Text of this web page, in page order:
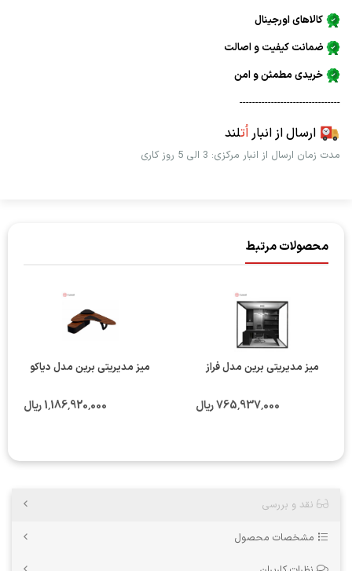
کالاهای اورجینال
ضمانت کیفیت و اصالت
خریدی مطمئن و امن
--------------------------------
ارسال از انباراُتلند
مدت زمان ارسال از انبار مرکزی: 3 الی 5 روز کاری
محصولات مرتبط
میز مدیریتی برین مدل فراز
765٬937٬000 ریال
میز مدیریتی برین مدل دیاکو
1٬186٬920٬000 ریال
نقد و بررسی
مشخصات محصول